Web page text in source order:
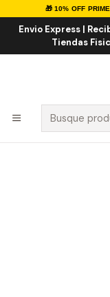
🎁 10% OFF
Envio Express |
Tiendas
Inicio E-LIQUID